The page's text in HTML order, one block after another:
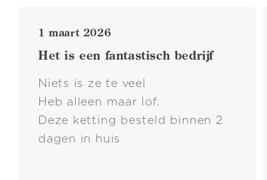
1 maart 2026
Het is een fantastisch bedrijf
Niets is ze te veel
Heb alleen maar lof.
Deze ketting besteld binnen 2
dagen in huis